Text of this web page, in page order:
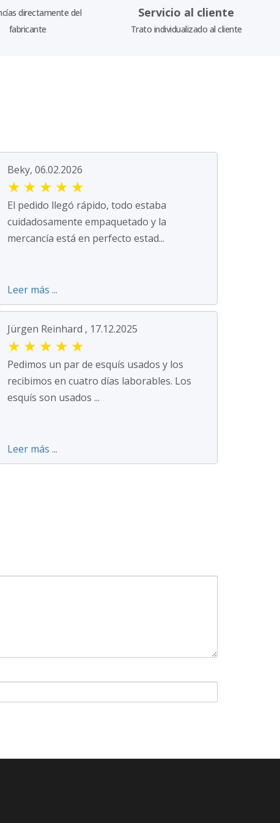
directamente del
fabricante
Servicio al cliente
Trato individualizado al cliente
Beky, 06.02.2026
★ ★ ★ ★ ★
El pedido llegó rápido, todo estaba
cuidadosamente empaquetado y la
mercancía está en perfecto estad...
Leer más ...
Jürgen Reinhard , 17.12.2025
★ ★ ★ ★ ★
Pedimos un par de esquís usados y los
recibimos en cuatro días laborables. Los
esquís son usados ...
Leer más ...